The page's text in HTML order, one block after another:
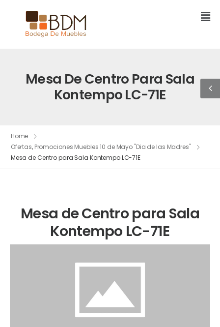
Mesa De Centro Para Sala
Kontempo LC-71E
Home
Ofertas, Promociones Muebles 10 de Mayo "Dia de las Madres"
Mesa de Centro para Sala Kontempo LC-71E
Mesa de Centro para Sala
Kontempo LC-71E